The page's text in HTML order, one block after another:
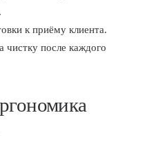
к приёму клиента.
чистку после каждого